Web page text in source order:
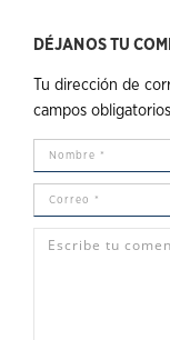
DÉJANOS TU
Tu dirección de
campos